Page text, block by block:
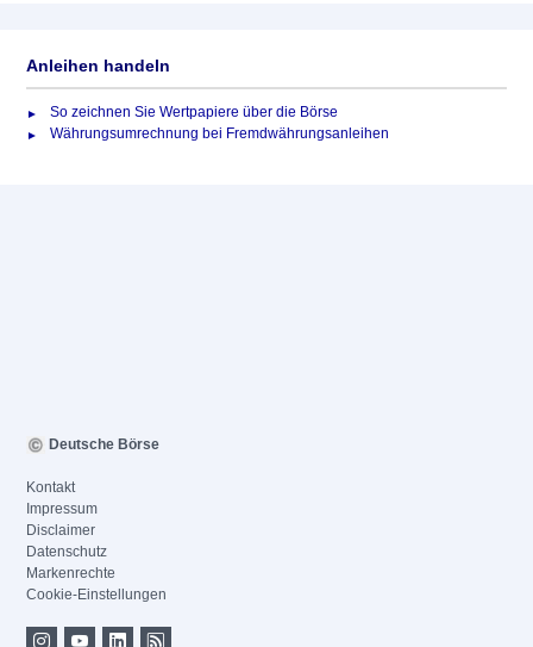
Anleihen handeln
So zeichnen Sie Wertpapiere über die Börse
Währungsumrechnung bei Fremdwährungsanleihen
Deutsche Börse
Kontakt
Impressum
Disclaimer
Datenschutz
Markenrechte
Cookie-Einstellungen